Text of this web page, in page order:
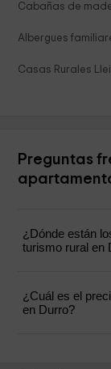
Cabañas de
Albergues
Casas Rurales
Preguntas
¿Dónde están
turismo rural en
¿Cuál es el
en Durro?